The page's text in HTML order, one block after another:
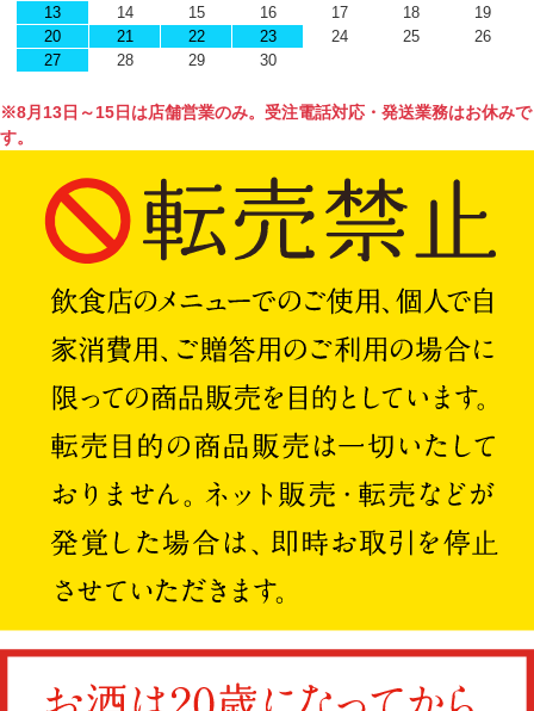
13
14 15 16 17 18
19
20
21 22 23 24 25
26
27
28 29 30
※8月13日～15日は店舗営業のみ。受注電話対応・発送業務はお休みで
す。